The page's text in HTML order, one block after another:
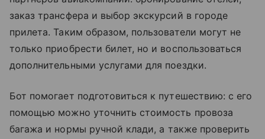
заказ трансфера и выбор экскурсий в городе
прилета. Таким образом, пользователи могут не
только приобрести билет, но и воспользоваться
дополнительными услугами для поездки.
Бот помогает подготовиться к путешествию: с его
помощью можно уточнить стоимость провоза
багажа и нормы ручной клади, а также проверить